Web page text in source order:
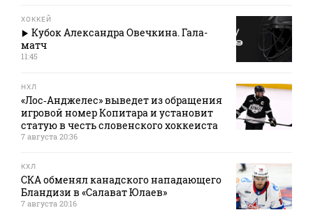
ХОККЕЙ
Кубок Александра Овечкина. Гала-
матч
11:45
НХЛ
«Лос‑Анджелес» выведет из обращения
игровой номер Копитара и установит
статую в честь словенского хоккеиста
7 августа 20:36
КХЛ
СКА обменял канадского нападающего
Бландизи в «Салават Юлаев»
7 августа 20:16